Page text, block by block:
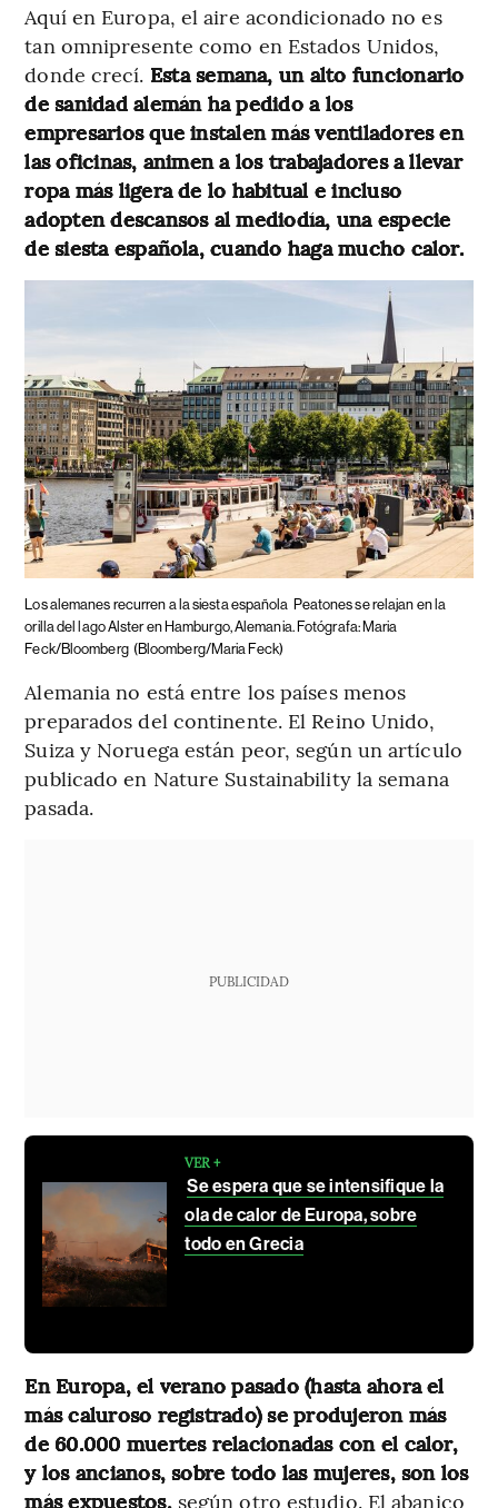
Aquí en Europa, el aire acondicionado no es
tan omnipresente como en Estados Unidos,
donde crecí. Esta semana, un alto funcionario
de sanidad alemán ha pedido a los
empresarios que instalen más ventiladores en
las oficinas, animen a los trabajadores a llevar
ropa más ligera de lo habitual e incluso
adopten descansos al mediodía, una especie
de siesta española, cuando haga mucho calor.
Los alemanes recurren a la siesta española Peatones se relajan en la
orilla del lago Alster en Hamburgo, Alemania. Fotógrafa: Maria
Feck/Bloomberg (Bloomberg/Maria Feck)
Alemania no está entre los países menos
preparados del continente. El Reino Unido,
Suiza y Noruega están peor, según un artículo
publicado en Nature Sustainability la semana
pasada.
PUBLICIDAD
VER +
Se espera que se intensifique la
ola de calor de Europa, sobre
todo en Grecia
En Europa, el verano pasado (hasta ahora el
más caluroso registrado) se produjeron más
de 60.000 muertes relacionadas con el calor,
y los ancianos, sobre todo las mujeres, son los
más expuestos,según otro estudio. El abanico